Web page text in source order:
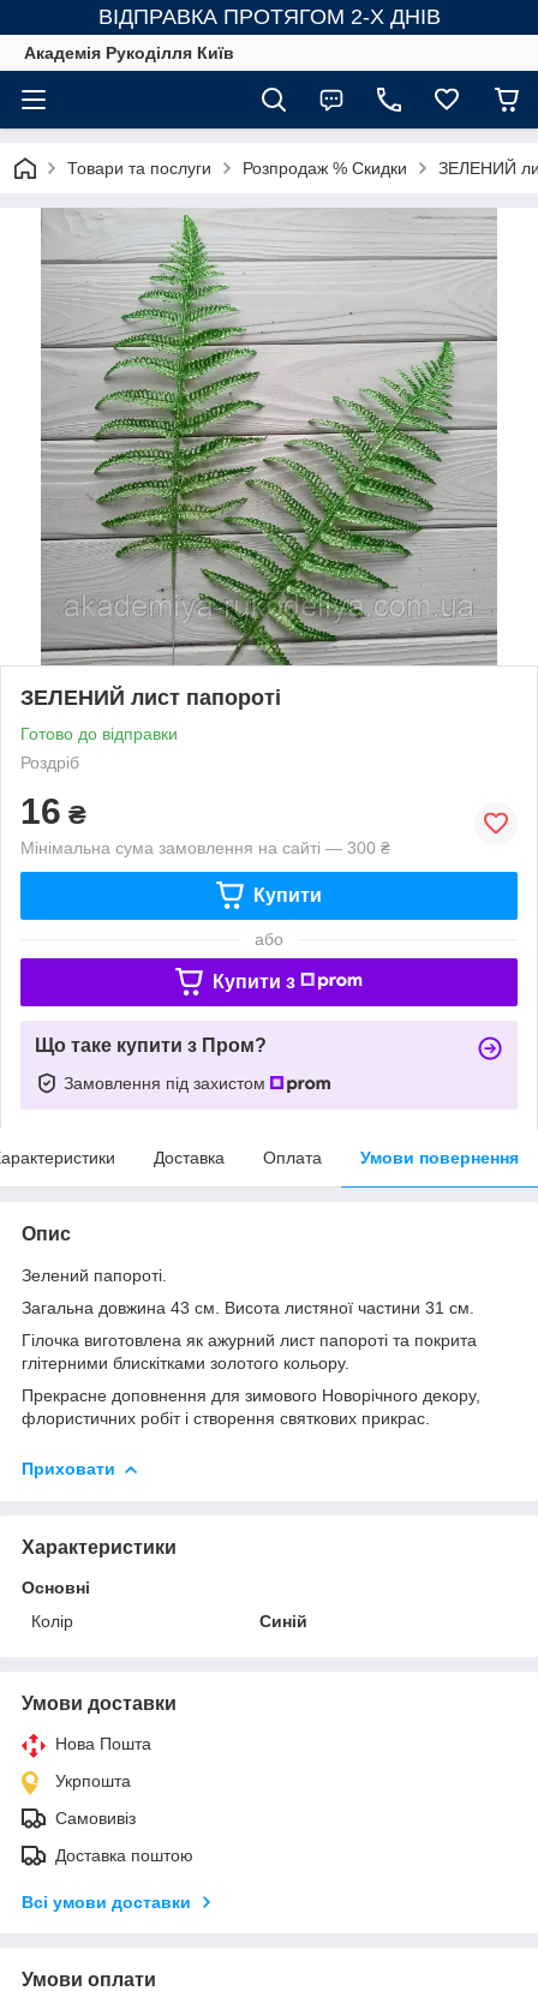
ВІДПРАВКА ПРОТЯГОМ 2-Х ДНІВ
Академія Рукоділля Київ
Товари та послуги Розпродаж % Скидки ЗЕЛЕНИЙ
ЗЕЛЕНИЙ лист папороті
Готово до відправки
Роздріб
16 ₴
Мінімальна сума замовлення на сайті — 300 ₴
Купити
або
Купити з
Що таке купити з Пром?
Замовлення під захистом
Доставка Оплата Умови повернення
Опис
Зелений папороті.
Загальна довжина 43 см. Висота листяної частини 31 см.
Гілочка виготовлена як ажурний лист папороті та покрита
глітерними блискітками золотого кольору.
Прекрасне доповнення для зимового Новорічного декору,
флористичних робіт і створення святкових прикрас.
Приховати
Характеристики
Основні
Колір
Синій
Умови доставки
Нова Пошта
Укрпошта
Самовивіз
Доставка поштою
Всі умови доставки
Умови оплати